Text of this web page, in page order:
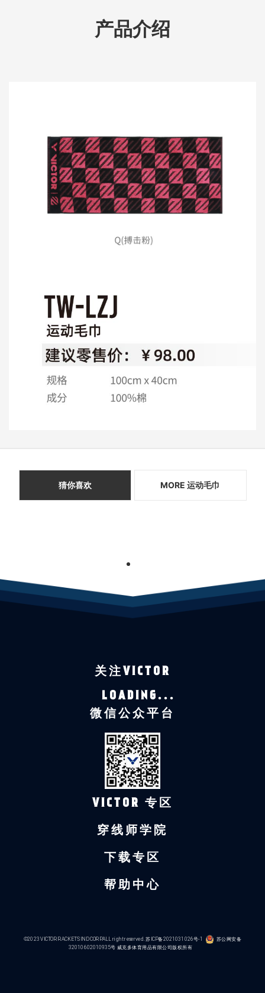
产品介绍
猜你喜欢 MORE 运动毛巾
1
关注VICTOR
LOADING...
微信公众平台
VICTOR 专区
穿线师学院
下载专区
帮助中心
©2023 VICTOR RACKETS IND CORP.ALL right reserved.苏ICP备2021031026号-1 苏公网安备
32010602010935号 威克多体育用品有限公司版权所有